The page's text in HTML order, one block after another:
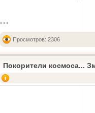
...
Просмотров: 2306
Покорители космоса...